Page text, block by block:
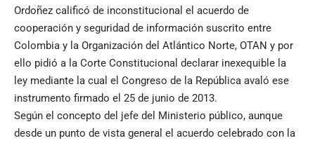
Ordoñez calificó de inconstitucional el acuerdo de
cooperación y seguridad de información suscrito entre
Colombia y la Organización del Atlántico Norte, OTAN y por
ello pidió a la Corte Constitucional declarar inexequible la
ley mediante la cual el Congreso de la República avaló ese
instrumento firmado el 25 de junio de 2013.
Según el concepto del jefe del Ministerio público, aunque
desde un punto de vista general el acuerdo celebrado con la